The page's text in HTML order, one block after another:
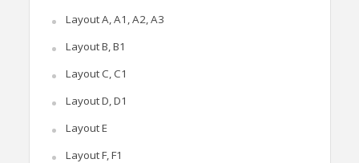
Layout A, A1, A2, A3
Layout B, B1
Layout C, C1
Layout D, D1
Layout E
Layout F, F1